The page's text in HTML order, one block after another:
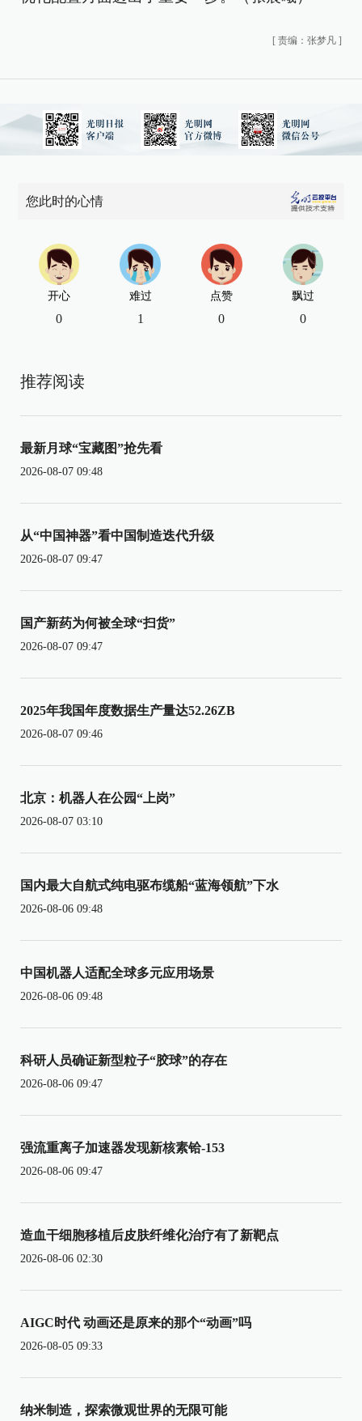
[ 责编：张梦凡 ]
您此时的心情
开心
0
难过
1
点赞
0
飘过
0
推荐阅读
最新月球“宝藏图”抢先看
2026-08-07 09:48
从“中国神器”看中国制造迭代升级
2026-08-07 09:47
国产新药为何被全球“扫货”
2026-08-07 09:47
2025年我国年度数据生产量达52.26ZB
2026-08-07 09:46
北京：机器人在公园“上岗”
2026-08-07 03:10
国内最大自航式纯电驱布缆船“蓝海领航”下水
2026-08-06 09:48
中国机器人适配全球多元应用场景
2026-08-06 09:48
科研人员确证新型粒子“胶球”的存在
2026-08-06 09:47
强流重离子加速器发现新核素铪-153
2026-08-06 09:47
造血干细胞移植后皮肤纤维化治疗有了新靶点
2026-08-06 02:30
AIGC时代 动画还是原来的那个“动画”吗
2026-08-05 09:33
纳米制造，探索微观世界的无限可能